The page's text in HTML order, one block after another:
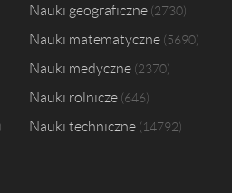
Nauki geograficzne 2730
Nauki matematyczne 5690
Nauki medyczne 2370
Nauki rolnicze 646
Nauki techniczne 14792